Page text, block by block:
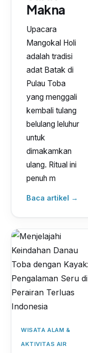
Makna
Upacara
Mangokal Holi
adalah tradisi
adat Batak di
Pulau Toba
yang menggali
kembali tulang
belulang leluhur
untuk
dimakamkan
ulang. Ritual ini
penuh m
Baca artikel →
WISATA ALAM &
AKTIVITAS AIR